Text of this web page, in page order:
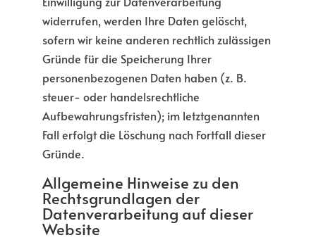
widerrufen, werden Ihre Daten gelöscht,
sofern wir keine anderen rechtlich zulässigen
Gründe für die Speicherung Ihrer
personenbezogenen Daten haben (z. B.
steuer- oder handelsrechtliche
Aufbewahrungsfristen); im letztgenannten
Fall erfolgt die Löschung nach Fortfall dieser
Gründe.
Allgemeine Hinweise zu den
Rechtsgrundlagen der
Datenverarbeitung auf dieser
Website